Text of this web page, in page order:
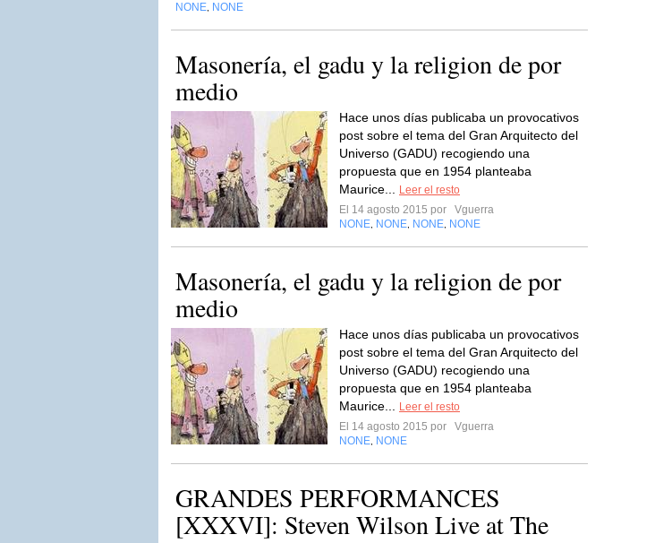
NONE NONE
Masonería, el gadu y la religion de por
medio
Hace unos días publicaba un provocativos
post sobre el tema del Gran Arquitecto del
Universo (GADU) recogiendo una
propuesta que en 1954 planteaba
Maurice...
Leer el resto
El 14 agosto 2015 por
Vguerra
NONE NONE NONE NONE
Masonería, el gadu y la religion de por
medio
Hace unos días publicaba un provocativos
post sobre el tema del Gran Arquitecto del
Universo (GADU) recogiendo una
propuesta que en 1954 planteaba
Maurice...
Leer el resto
El 14 agosto 2015 por
Vguerra
NONE NONE
GRANDES PERFORMANCES
[XXXVI]: Steven Wilson Live at The